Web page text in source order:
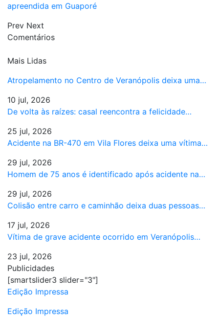
apreendida em Guaporé
Prev Next
Comentários
Mais Lidas
Atropelamento no Centro de Veranópolis deixa uma…
10 jul, 2026
De volta às raízes: casal reencontra a felicidade…
25 jul, 2026
Acidente na BR-470 em Vila Flores deixa uma vítima…
29 jul, 2026
Homem de 75 anos é identificado após acidente na…
29 jul, 2026
Colisão entre carro e caminhão deixa duas pessoas…
17 jul, 2026
Vítima de grave acidente ocorrido em Veranópolis…
23 jul, 2026
Publicidades
[smartslider3 slider="3"]
Edição Impressa
Edição Impressa